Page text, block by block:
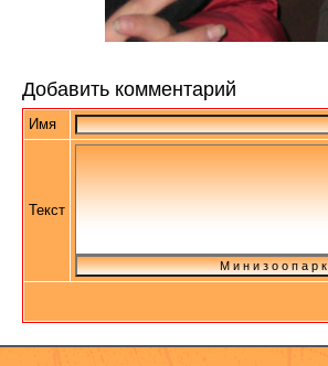
Добавить комментарий
Имя
Текст
М и н и з о о п а р к